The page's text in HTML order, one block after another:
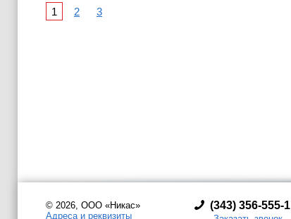
1 2 3
© 2026, ООО «Никас»
Адреса и реквизиты
(343) 356-555-1